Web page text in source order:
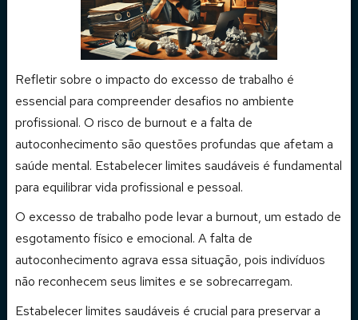
Refletir sobre o impacto do excesso de trabalho é
essencial para compreender desafios no ambiente
profissional. O risco de burnout e a falta de
autoconhecimento são questões profundas que afetam a
saúde mental. Estabelecer limites saudáveis é fundamental
para equilibrar vida profissional e pessoal.
O excesso de trabalho pode levar a burnout, um estado de
esgotamento físico e emocional. A falta de
autoconhecimento agrava essa situação, pois indivíduos
não reconhecem seus limites e se sobrecarregam.
Estabelecer limites saudáveis é crucial para preservar a